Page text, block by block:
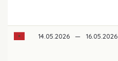
14.05.2026 — 16.05.2026